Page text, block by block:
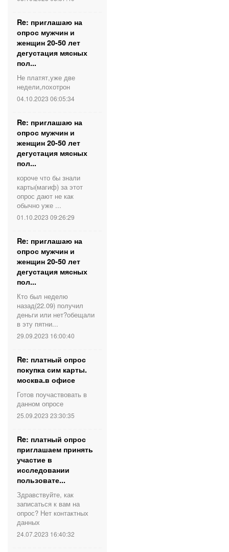
Re: приглашаю на
опрос мужчин и
женщин 20-50 лет
дегустация мясных
пол...
Не платят,уже две
недели,лохотрон
04.10.2023 06:05:34
Re: приглашаю на
опрос мужчин и
женщин 20-50 лет
дегустация мясных
пол...
короче что бы знали
карты(магиф) за этот
опрос дают не как
обычно уже ...
01.10.2023 09:26:29
Re: приглашаю на
опрос мужчин и
женщин 20-50 лет
дегустация мясных
пол...
Кто был неделю
назад(22.09) получил
деньги или нет?обещали
в эту пятни...
29.09.2023 16:00:40
Re: платный опрос
покупка сим карты.
москва.в офисе
Готов поучаствовать в
данном опросе
25.09.2023 23:30:35
Re: платный опрос
приглашаем принять
участие в
исследовании
пользовате...
Здравствуйте, как
записаться к вам на
опрос? Нет контактных
данных
24.07.2023 16:40:32